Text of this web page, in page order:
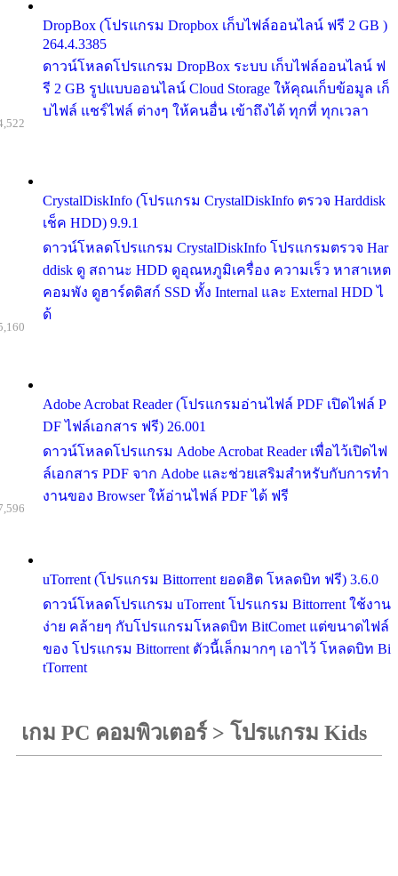
DropBox (โปรแกรม Dropbox เก็บไฟล์ออนไลน์ ฟรี 2 GB )
264.4.3385
ดาวน์โหลดโปรแกรม DropBox ระบบ เก็บไฟล์ออนไลน์ ฟ
รี 2 GB รูปแบบออนไลน์ Cloud Storage ให้คุณเก็บข้อมูล เก็
บไฟล์ แชร์ไฟล์ ต่างๆ ให้คนอื่น เข้าถึงได้ ทุกที่ ทุกเวลา
CrystalDiskInfo (โปรแกรม CrystalDiskInfo ตรวจ Harddisk
เช็ค HDD) 9.9.1
ดาวน์โหลดโปรแกรม CrystalDiskInfo โปรแกรมตรวจ Har
ddisk ดู สถานะ HDD ดูอุณหภูมิเครื่อง ความเร็ว หาสาเหต
คอมพัง ดูฮาร์ดดิสก์ SSD ทั้ง Internal และ External HDD ไ
ด้
Adobe Acrobat Reader (โปรแกรมอ่านไฟล์ PDF เปิดไฟล์ P
DF ไฟล์เอกสาร ฟรี) 26.001
ดาวน์โหลดโปรแกรม Adobe Acrobat Reader เพื่อไว้เปิดไฟ
ล์เอกสาร PDF จาก Adobe และช่วยเสริมสำหรับกับการทำ
งานของ Browser ให้อ่านไฟล์ PDF ได้ ฟรี
uTorrent (โปรแกรม Bittorrent ยอดฮิต โหลดบิท ฟรี) 3.6.0
ดาวน์โหลดโปรแกรม uTorrent โปรแกรม Bittorrent ใช้งาน
ง่าย คล้ายๆ กับโปรแกรมโหลดบิท BitComet แต่ขนาดไฟล์
ของ โปรแกรม Bittorrent ตัวนี้เล็กมากๆ เอาไว้ โหลดบิท Bi
tTorrent
เกม PC คอมพิวเตอร์> โปรแกรม Kids